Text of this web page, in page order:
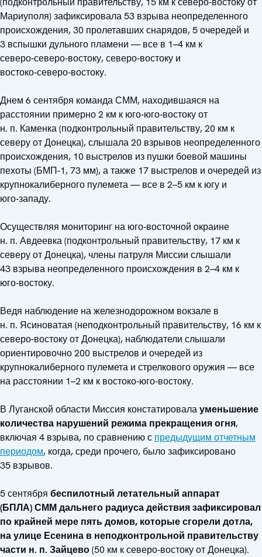
Мариуполя) зафиксировала 53 взрыва неопределенного
происхождения, 30 пролетавших снарядов, 5 очередей и
3 вспышки дульного пламени — все в 1–4 км к
северо‑северо‑востоку, северо‑востоку и
востоко‑северо‑востоку.
Днем 6 сентября команда СММ, находившаяся на
расстоянии примерно 2 км к юго‑юго‑востоку от
н. п. Каменка (подконтрольный правительству, 20 км к
северу от Донецка), слышала 20 взрывов неопределенного
происхождения, 10 выстрелов из пушки боевой машины
пехоты (БМП-1, 73 мм), а также 17 выстрелов и очередей из
крупнокалиберного пулемета — все в 2–5 км к югу и
юго‑западу.
Осуществляя мониторинг на юго‑восточной окраине
н. п. Авдеевка (подконтрольный правительству, 17 км к
северу от Донецка), члены патруля Миссии слышали
43 взрыва неопределенного происхождения в 2–4 км к
юго‑востоку.
Ведя наблюдение на железнодорожном вокзале в
н. п. Ясиноватая (неподконтрольный правительству, 16 км к
северо-востоку от Донецка), наблюдатели слышали
ориентировочно 200 выстрелов и очередей из
крупнокалиберного пулемета и стрелкового оружия — все
на расстоянии 1–2 км к востоко‑юго‑востоку.
В Луганской области Миссия констатировалауменьшение
количества нарушений режима прекращения огня,
включая 4 взрыва, по сравнению с предыдущим отчетным
периодом, когда, среди прочего, было зафиксировано
35 взрывов.
5 сентября беспилотный летательный аппарат
(БПЛА) СММ дальнего радиуса действия зафиксировал
по крайней мере пять домов, которые сгорели дотла,
на улице Есенина в неподконтрольной правительству
части н. п. Зайцево(50 км к северо‑востоку от Донецка).